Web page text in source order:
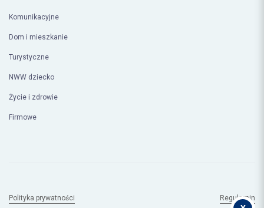
Dom i mieszkanie
NWW dziecko
Firmowe
© Copyright 2026compero.pl